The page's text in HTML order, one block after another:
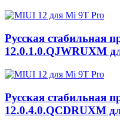
Русская стабильная
12.0.1.0.QJWRUXM
Русская стабильная
12.0.4.0.QCDRUXM